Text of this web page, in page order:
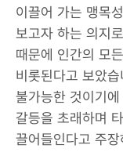
이끌어 가는 맹목
보고자 하는 의지
때문에 인간의 모
비롯된다고 보았
불가능한 것이기
갈등을 초래하며
끌어들인다고 주장